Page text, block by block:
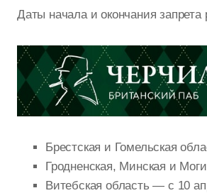
Даты начала и окончания
Брестская и Гомельская
Гродненская, Минская и
Витебская область — с 10